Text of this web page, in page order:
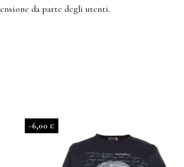
da parte degli utenti.
-6,00 €